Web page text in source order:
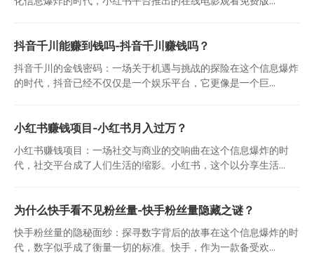
抖音千川能赚到钱吗-抖音千川赚钱吗？
抖音千川的金钱密码：一场关于机遇与挑战的探险在这个信息爆炸
的时代，抖音已经不仅仅是一个娱乐平台，它更像是一个巨...
小红书赚钱项目-小红书月入过万？
小红书赚钱项目：一场社交与商业的交响曲在这个信息爆炸的时
代，社交平台成了人们生活的缩影。小红书，这个以分享生活...
为什么快手看不见粉丝量-快手粉丝量隐藏之谜？
快手粉丝量的隐秘面纱：探寻数字背后的故事在这个信息爆炸的时
代，数字似乎成了衡量一切的标准。快手，作为一款备受欢...